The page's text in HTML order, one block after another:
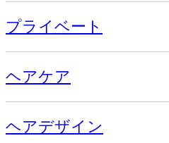
プライベート
ヘアケア
ヘアデザイン